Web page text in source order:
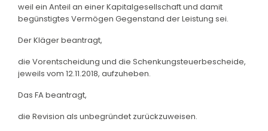
weil ein Anteil an einer Kapitalgesellschaft und damit
begünstigtes Vermögen Gegenstand der Leistung sei.
Der Kläger beantragt,
die Vorentscheidung und die Schenkungsteuerbescheide,
jeweils vom 12.11.2018, aufzuheben.
Das FA beantragt,
die Revision als unbegründet zurückzuweisen.